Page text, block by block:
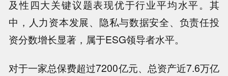
及性四大关键议题表现优于行业平均水平。其
中，人力资本发展、隐私与数据安全、负责任投
资分数增长显著，属于ESG领导者水平。
对于一家总保费超过7200亿元、总资产近7.6万亿